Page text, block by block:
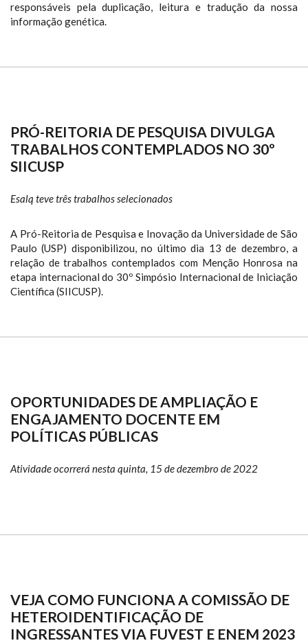
responsáveis pela duplicação, leitura e tradução da nossa
informação genética.
PRÓ-REITORIA DE PESQUISA DIVULGA
TRABALHOS CONTEMPLADOS NO 30º
SIICUSP
Esalq teve três trabalhos selecionados
A Pró-Reitoria de Pesquisa e Inovação da Universidade de São
Paulo (USP) disponibilizou, no último dia 13 de dezembro, a
relação de trabalhos contemplados com Menção Honrosa na
etapa internacional do 30º Simpósio Internacional de Iniciação
Científica (SIICUSP).
OPORTUNIDADES DE AMPLIAÇÃO E
ENGAJAMENTO DOCENTE EM
POLÍTICAS PÚBLICAS
Atividade ocorrerá nesta quinta, 15 de dezembro de 2022
VEJA COMO FUNCIONA A COMISSÃO DE
HETEROIDENTIFICAÇÃO DE
INGRESSANTES VIA FUVEST E ENEM 2023